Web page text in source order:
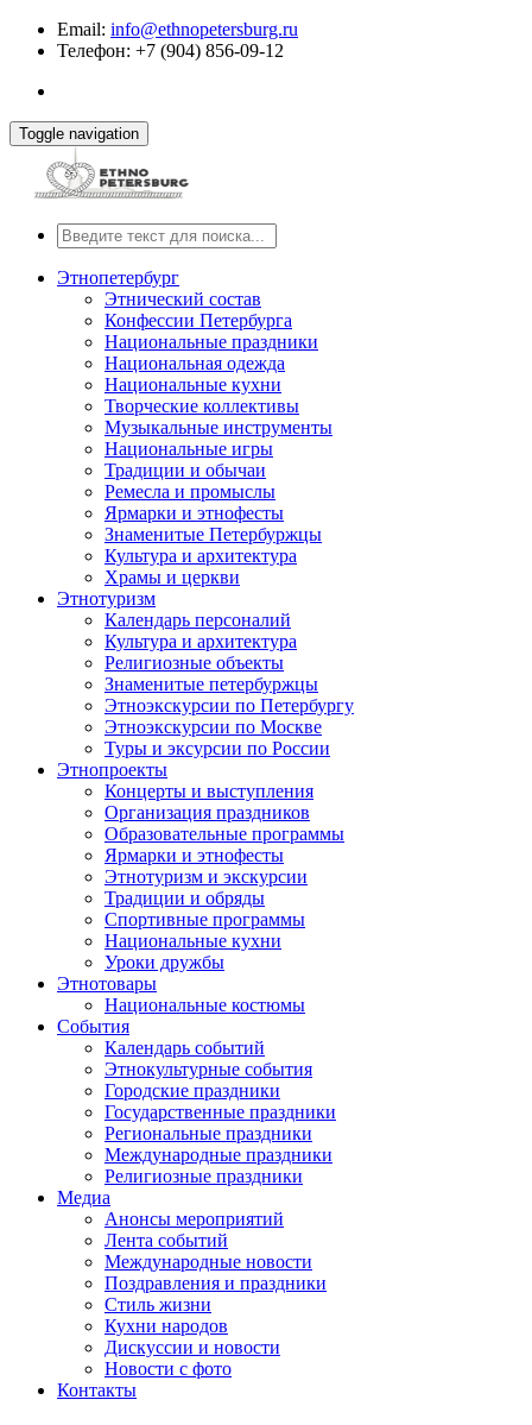
Email: info@ethnopetersburg.ru
Телефон: +7 (904) 856-09-12
Toggle navigation
Этнопетербург
Этнический состав
Конфессии Петербурга
Национальные праздники
Национальная одежда
Национальные кухни
Творческие коллективы
Музыкальные инструменты
Национальные игры
Традиции и обычаи
Ремесла и промыслы
Ярмарки и этнофесты
Знаменитые Петербуржцы
Культура и архитектура
Храмы и церкви
Этнотуризм
Календарь персоналий
Культура и архитектура
Религиозные объекты
Знаменитые петербуржцы
Этноэкскурсии по Петербургу
Этноэкскурсии по Москве
Туры и эксурсии по России
Этнопроекты
Концерты и выступления
Организация праздников
Образовательные программы
Ярмарки и этнофесты
Этнотуризм и экскурсии
Традиции и обряды
Спортивные программы
Национальные кухни
Уроки дружбы
Этнотовары
Национальные костюмы
События
Календарь событий
Этнокультурные события
Городские праздники
Государственные праздники
Региональные праздники
Международные праздники
Религиозные праздники
Медиа
Анонсы мероприятий
Лента событий
Международные новости
Поздравления и праздники
Cтиль жизни
Кухни народов
Дискуссии и новости
Новости с фото
Контакты